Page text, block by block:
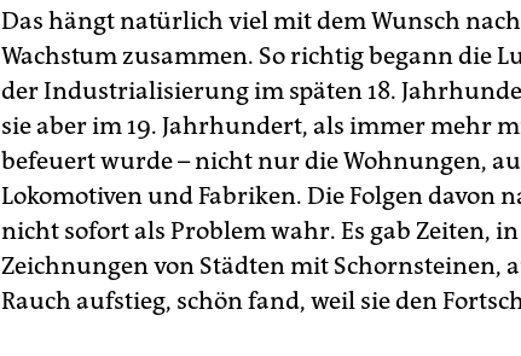
Das hängt natürlich viel mit dem Wunsch
Wachstum zusammen. So richtig begann die
der Industrialisierung im späten 18.
sie aber im 19. Jahrhundert, als immer mehr
befeuert wurde – nicht nur die Wohnungen,
Lokomotiven und Fabriken. Die Folgen davon
nicht sofort als Problem wahr. Es gab Zeiten,
Zeichnungen von Städten mit Schornsteinen,
Rauch aufstieg, schön fand, weil sie den